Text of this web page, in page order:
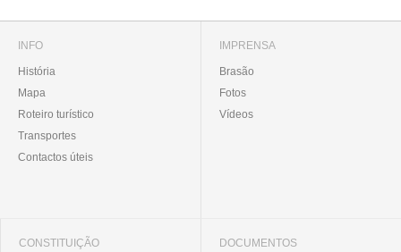
INFO
História
Mapa
Roteiro turístico
Transportes
Contactos úteis
IMPRENSA
Brasão
Fotos
Vídeos
CONSTITUIÇÃO DOCUMENTOS